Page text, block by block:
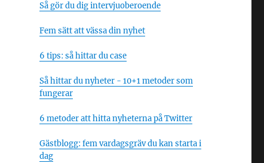
Så gör du dig intervjuoberoende
Fem sätt att vässa din nyhet
6 tips: så hittar du case
Så hittar du nyheter - 10+1 metoder som
fungerar
6 metoder att hitta nyheterna på Twitter
Gästblogg: fem vardagsgräv du kan starta i
dag